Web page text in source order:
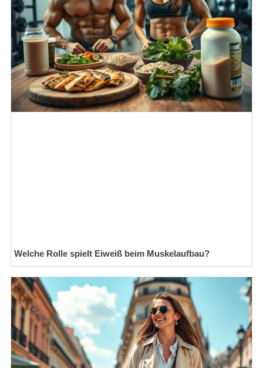
Welche Rolle spielt Eiweiß beim Muskelaufbau?